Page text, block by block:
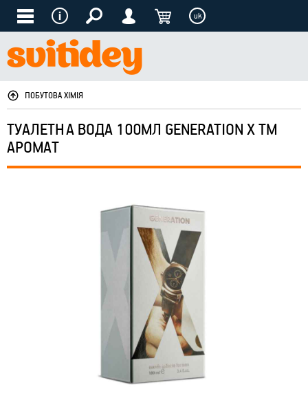
uk
ПОБУТОВА ХІМІЯ
ТУАЛЕТНА ВОДА 100МЛ GENERATION X ТМ
АРОМАТ